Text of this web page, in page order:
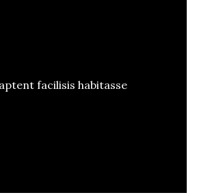
facilisis habitasse